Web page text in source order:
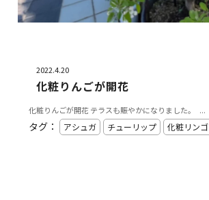
2022.4.20
化粧りんごが開花
化粧りんごが開花 テラスも賑やかになりました。 ...
タグ： アシュガ チューリップ 化粧リンゴ